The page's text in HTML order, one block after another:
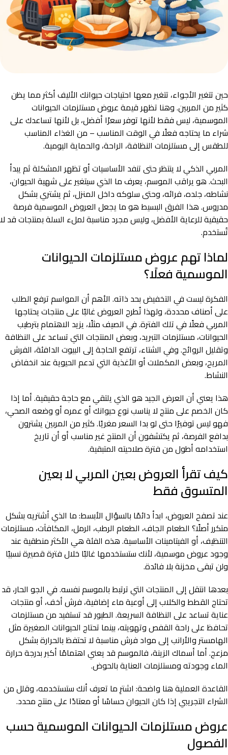
حين تتغير الأجواء، تتغير معها احتياجات حيوانك الأليف أكثر مما يظن
كثير من المربين. وهنا تظهر قيمة عروض مستلزمات الحيوانات
الموسمية، ليس فقط لأنها توفر سعرًا أفضل، بل لأنها تساعدك على
شراء ما يحتاجه فعلًا في الوقت المناسب – من الغذاء المناسب
للطقس إلى مستلزمات النظافة، الراحة، والحماية اليومية.
المربي الذكي لا ينتظر حتى تنفد الأساسيات أو تظهر المشكلة ثم يبدأ
البحث. هو يراقب الموسم، يعرف ما الذي سيتغير على شهية الحيوان،
نشاطه، جلده، فرائه، وحتى سلوكه داخل المنزل، ثم يشتري بشكل
مدروس. هذا الفرق البسيط هو ما يجعل العروض الموسمية فرصة
حقيقية للرعاية الأفضل، وليس مجرد مناسبة لملء السلة بمنتجات قد لا
تُستخدم.
لماذا تهم عروض مستلزمات الحيوانات
الموسمية فعلًا؟
الفكرة ليست في التخفيض بحد ذاته. الأهم أن المواسم ترفع الطلب
على أصناف محددة، ولهذا تُطرح العروض غالبًا على منتجات يحتاجها
المربي فعلًا في تلك الفترة. في الصيف مثلًا، يزيد الاهتمام بترطيب
الحيوانات، مستلزمات التبريد، وبعض المنتجات التي تساعد على النظافة
وتقليل الروائح. وفي الشتاء، ترتفع الحاجة إلى البيوت الدافئة، الفرش
المريح، وبعض المكملات أو الأغذية التي تدعم الحيوية عند انخفاض
النشاط.
هذا يعني أن العرض الجيد هو الذي يلتقي مع حاجة حقيقية. أما إذا
كان الخصم على منتج لا يناسب نوع حيوانك أو عمره أو وضعه الصحي،
فهو ليس توفيرًا حتى لو بدا السعر مغريًا. كثير من المربين يشترون
بدافع الفرصة، ثم يكتشفون أن المنتج غير مناسب أو أن تاريخ
استخدامه أطول من فترة صلاحيته المتبقية.
كيف تقرأ العروض بعين المربي لا بعين
المتسوق فقط
عند تصفح العروض، ابدأ دائمًا بالسؤال الأبسط: ما الذي أشتريه بشكل
متكرر أصلًا؟ الطعام الجاف، الطعام الرطب، الرمل، المكافآت، مستلزمات
التنظيف، أو الفيتامينات الأساسية. هذه الفئة هي الأكثر منطقية عند
وجود عروض موسمية، لأنك ستستخدمها غالبًا خلال فترة قصيرة نسبيًا
ولن تبقى مخزنة بلا فائدة.
بعدها انتقل إلى المنتجات التي ترتبط بالموسم نفسه. في الجو الحار، قد
تحتاج القطط والكلاب إلى أوعية ماء إضافية، فرش أخف، أو منتجات
عناية تساعد على النظافة السريعة. الطيور قد تستفيد من مستلزمات
تحافظ على راحة القفص وتهويته، بينما تحتاج الحيوانات الصغيرة مثل
الهامستر والأرانب إلى مواد فرش مناسبة لا تحتفظ بالحرارة بشكل
مزعج. أما أسماك الزينة، فالموسم قد يعني اهتمامًا أكبر بدرجة حرارة
الماء وجودته ومستلزمات العناية بالحوض.
القاعدة العملية هنا واضحة: اشترِ ما تعرف أنك ستستخدمه، وقلل من
الشراء التجريبي إذا كان الحيوان حساسًا أو معتادًا على منتج محدد.
عروض مستلزمات الحيوانات الموسمية حسب
الفصول